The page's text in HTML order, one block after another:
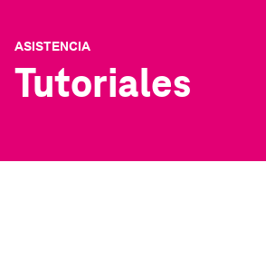
ASISTENCIA
Tutoriales